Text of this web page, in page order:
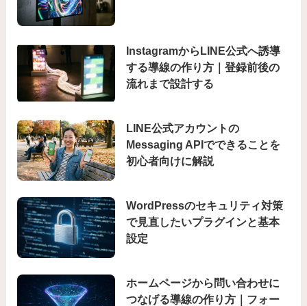
InstagramからLINE公式へ誘導
する導線の作り方｜登録前後の
流れまで設計する
LINE公式アカウントの
Messaging APIでできることを
初心者向けに解説
WordPressのセキュリティ対策
で見直したいプラグインと基本
設定
ホームページから問い合わせに
つなげる導線の作り方｜フォー